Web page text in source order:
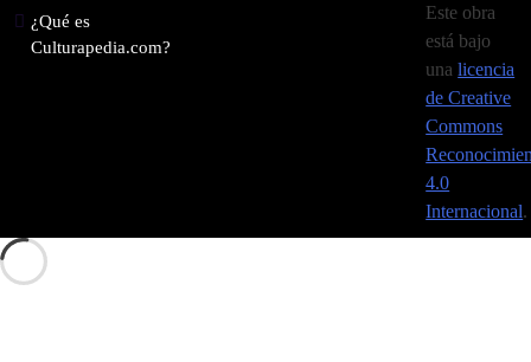
¿Qué es
Culturapedia.com?
Este obra
está bajo
unalicencia
de Creative
Commons
4.0
Internacional.